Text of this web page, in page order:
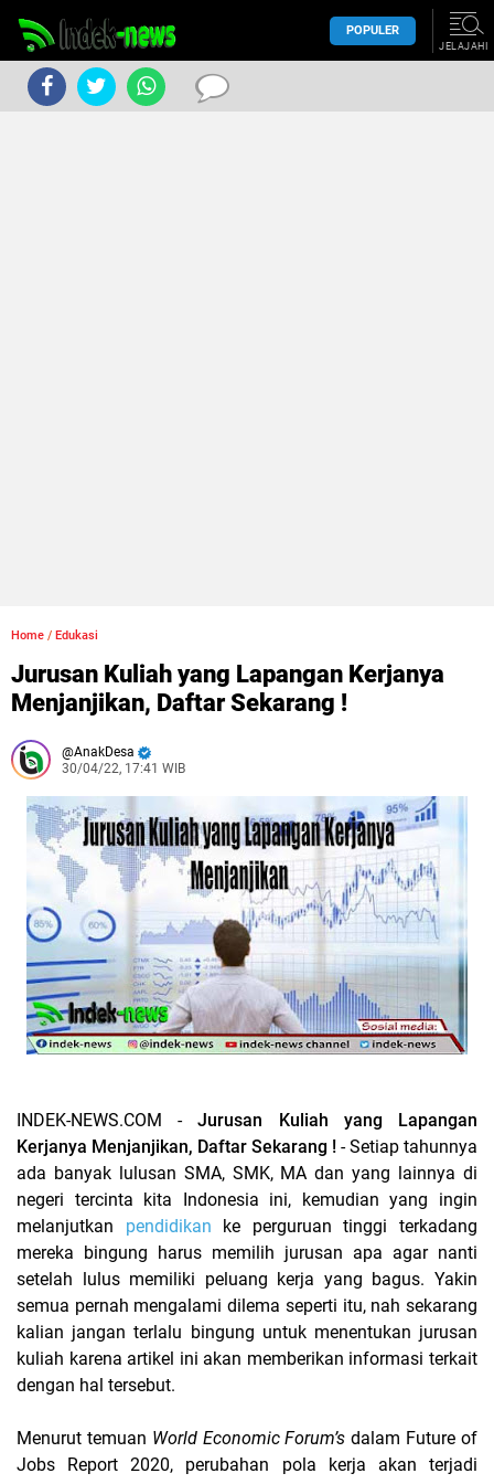
POPULER
JELAJAHI
Home / Edukasi
Jurusan Kuliah yang Lapangan Kerjanya
Menjanjikan, Daftar Sekarang !
AnakDesa
30/04/22, 17:41 WIB
INDEK-NEWS.COM -Jurusan Kuliah yang Lapangan
Kerjanya Menjanjikan, Daftar Sekarang ! - Setiap tahunnya
ada banyak lulusan SMA, SMK, MA dan yang lainnya di
negeri tercinta kita Indonesia ini, kemudian yang ingin
melanjutkan pendidikan ke perguruan tinggi terkadang
mereka bingung harus memilih jurusan apa agar nanti
setelah lulus memiliki peluang kerja yang bagus. Yakin
semua pernah mengalami dilema seperti itu, nah sekarang
kalian jangan terlalu bingung untuk menentukan jurusan
kuliah karena artikel ini akan memberikan informasi terkait
dengan hal tersebut.
Menurut temuan World Economic Forum’s dalam Future of
Jobs Report 2020, perubahan pola kerja akan terjadi